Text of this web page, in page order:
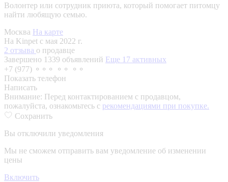
Волонтер или сотрудник приюта, который помогает питомцу
найти любящую семью.
Москва На карте
На Kinpet c мая 2022 г.
2 отзыва о продавце
Завершено 1339 объявлений Еще 17 активных
+7 (977) ⚬⚬⚬ ⚬⚬ ⚬⚬
Показать телефон
Написать
Внимание: Перед контактированием с продавцом,
пожалуйста, ознакомьтесь с рекомендациями при покупке.
Сохранить
Вы отключили уведомления
Мы не сможем отправить вам уведомление об изменении
цены
Включить